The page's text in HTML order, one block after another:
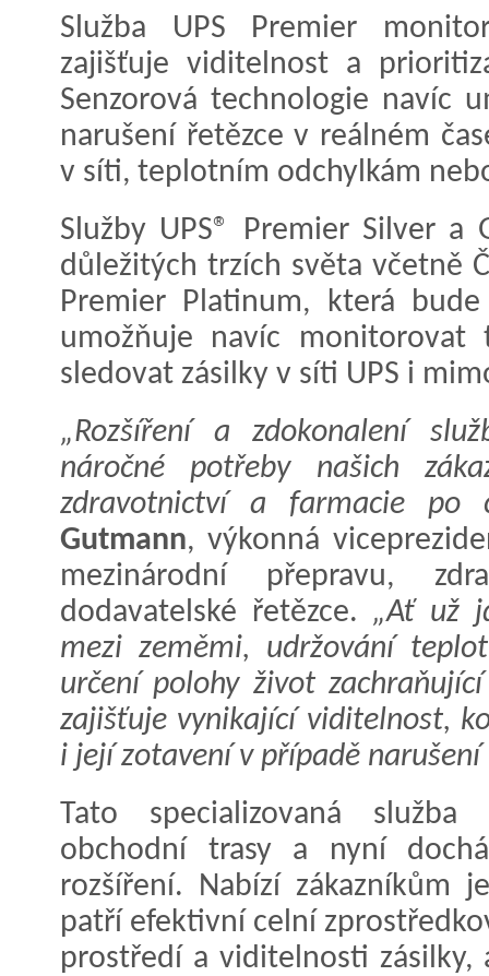
Služba UPS Premier
zajišťuje viditelnost a
Senzorová technologie navíc
narušení řetězce v reálném
v síti, teplotním odchylkám
Služby UPS® Premier Silver
důležitých trzích světa včetně
Premier Platinum, která
umožňuje navíc
sledovat zásilky v síti UPS i
„Rozšíření a zdokonalení
náročné potřeby našich
zdravotnictví a farmacie po
Gutmann, výkonná
mezinárodní přepravu,
dodavatelské řetězce. „Ať už
mezi zeměmi, udržování
určení polohy život
zajišťuje vynikající viditelnost,
i její zotavení v případě narušení
Tato specializovaná
obchodní trasy a nyní
rozšíření. Nabízí zákazníkům
patří efektivní celní
prostředí a viditelnosti zásilky,